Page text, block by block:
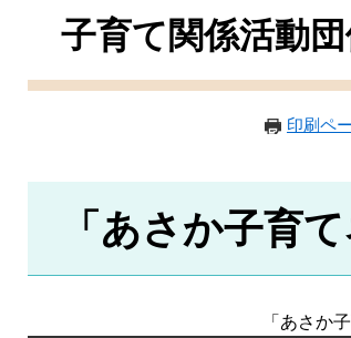
子育て関係活動
印刷ペ
「あさか子育
「あさか